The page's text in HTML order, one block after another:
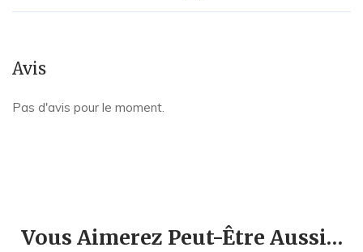
Avis
Pas d'avis pour le moment.
Vous Aimerez Peut-Être Aussi…